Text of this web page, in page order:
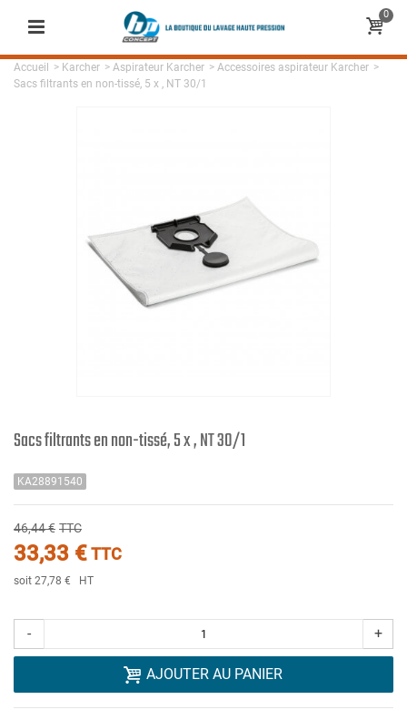
0
Accueil > Karcher > Aspirateur Karcher > Accessoires aspirateur Karcher >
Sacs filtrants en non-tissé, 5 x , NT 30/1
Sacs filtrants en non-tissé, 5 x , NT 30/1
KA28891540
46,44 € TTC
33,33 €TTC
soit 27,78 € HT
- +
AJOUTER AU PANIER